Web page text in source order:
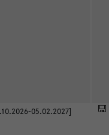
05.02.2027]